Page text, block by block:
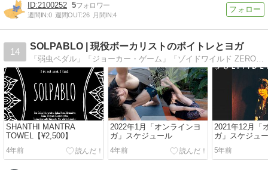
2100252 5
週間IN:0 週間OUT:26 月間IN:4
14
SOLPABLO | 現役ボーカリストのボイトレとヨガ
「弱虫ペダル」「ジョーカー・ゲーム」「ゾイドワイルド ZERO」などの主題歌を歌うバンド『MAGIC OF LiFE』のボーカリスト、高津戸信幸によるボイストレーニングとアシュタンガヨガのプロジェクト。
SHANTHI MANTRA
TOWEL【¥2,500】
4年前
2022年1月「オンラインヨ
ガ」スケジュール
4年前
2021年12月「
ガ」スケジュ
5年前